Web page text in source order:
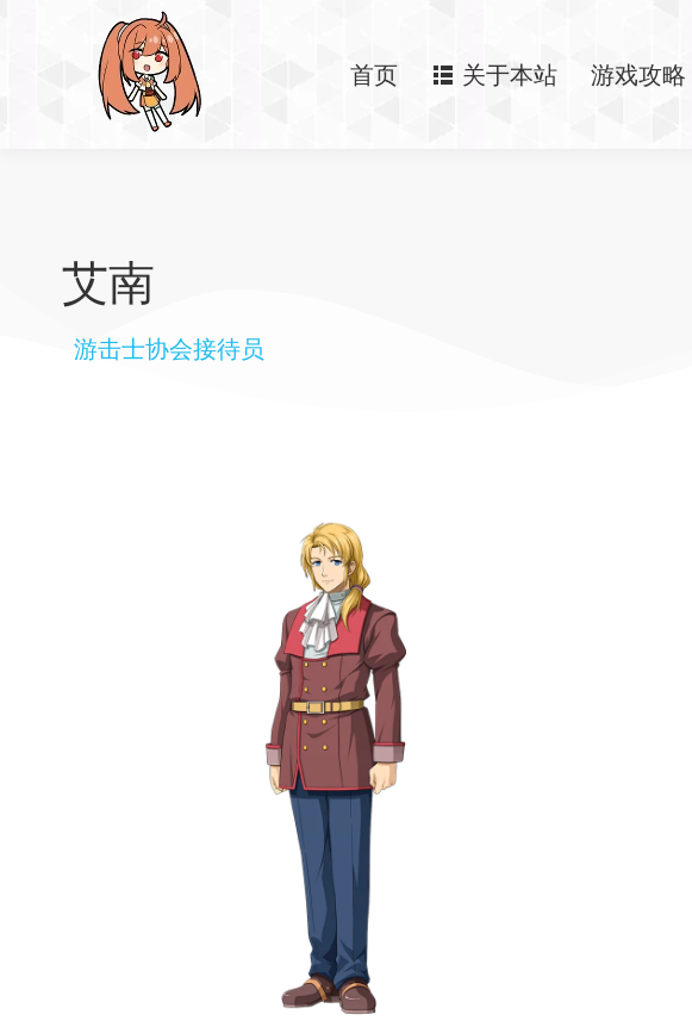
首页 关于本站 游戏攻略
艾南
游击士协会接待员